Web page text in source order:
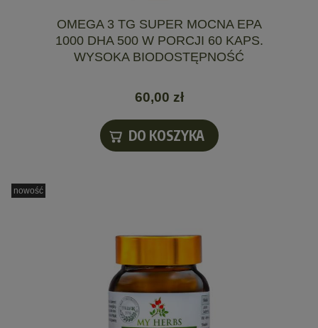
OMEGA 3 TG SUPER MOCNA EPA
1000 DHA 500 W PORCJI 60 KAPS.
WYSOKA BIODOSTĘPNOŚĆ
60,00 zł
DO KOSZYKA
nowość